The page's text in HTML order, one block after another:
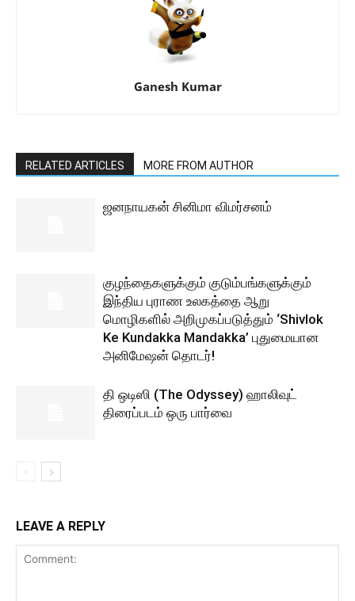
Ganesh Kumar
RELATED ARTICLES MORE FROM AUTHOR
ஜனநாயகன் சினிமா விமர்சனம்
குழந்தைகளுக்கும் குடும்பங்களுக்கும்
இந்திய புராண உலகத்தை ஆறு
மொழிகளில் அறிமுகப்படுத்தும் ‘Shivlok
Ke Kundakka Mandakka’ புதுமையான
அனிமேஷன் தொடர்!
தி ஒடிஸி (The Odyssey) ஹாலிவுட்
திரைப்படம் ஒரு பார்வை
LEAVE A REPLY